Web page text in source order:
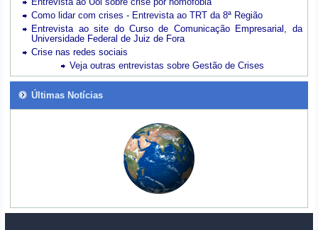
Como lidar com crises - Entrevista ao TRT da 8ª Região
Entrevista ao site do Curso de Comunicação Empresarial, da
Universidade Federal de Juiz de Fora
Crise nas redes sociais
Veja outras entrevistas sobre Gestão de Crises
Últimas Notícias